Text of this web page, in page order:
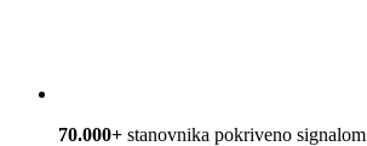
70.000+ stanovnika pokriveno signalom